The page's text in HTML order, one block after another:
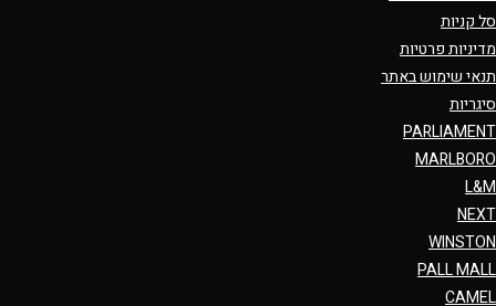
סל קניות
מדיניות פרטיות
תנאי שימוש באתר
סיגריות
PARLIAMENT
MARLBORO
L&M
NEXT
WINSTON
PALL MALL
CAMEL